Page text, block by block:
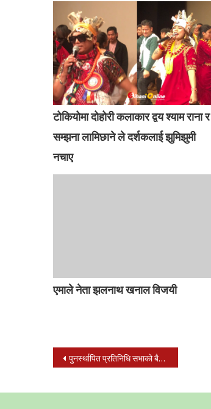
टोकियोमा दोहोरी कलाकार द्वय श्याम राना र
सम्झना लामिछाने ले दर्शकलाई झुमिझुमी
नचाए
एमाले नेता झलनाथ खनाल विजयी
Post
पुनर्स्थापित प्रतिनिधि सभाको बैठक आज बस्दै,के-के छन् कार्यक्रम?